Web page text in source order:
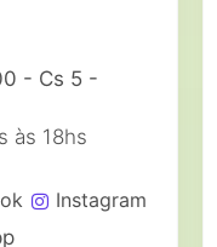
- Cs 5 -
às 18hs
Instagram